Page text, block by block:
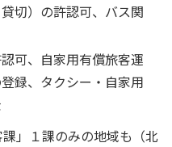
切）の許認可、バス関
可、自家用有償旅客運
録、タクシー・自家用
」１課のみの地域も（北